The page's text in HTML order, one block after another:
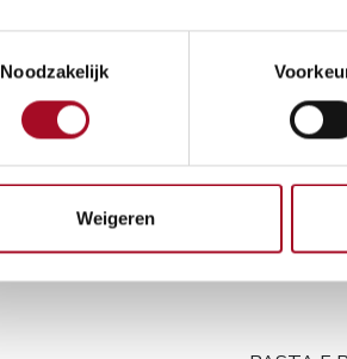
Noodzakelijk
Weigeren